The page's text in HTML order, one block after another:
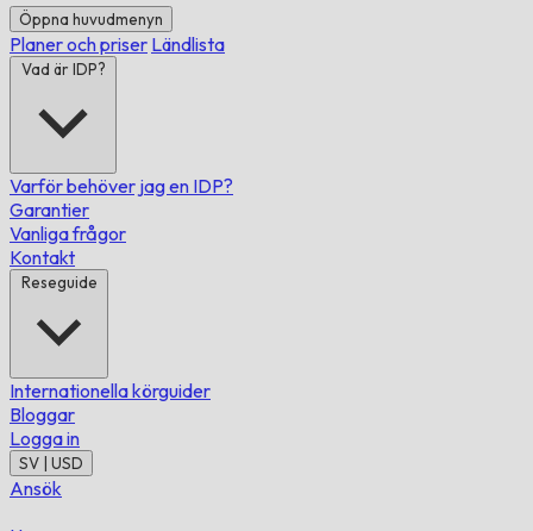
Öppna huvudmenyn
Planer och priser Ländlista
Vad är IDP?
Varför behöver jag en IDP?
Garantier
Vanliga frågor
Kontakt
Reseguide
Internationella körguider
Bloggar
Logga in
SV | USD
Ansök